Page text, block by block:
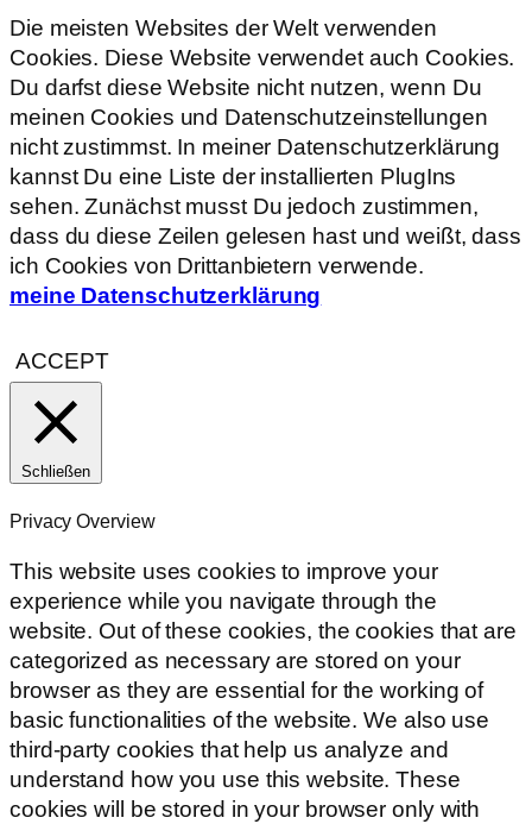
Die meisten Websites der Welt verwenden
Cookies. Diese Website verwendet auch Cookies.
Du darfst diese Website nicht nutzen, wenn Du
meinen Cookies und Datenschutzeinstellungen
nicht zustimmst. In meiner Datenschutzerklärung
kannst Du eine Liste der installierten PlugIns
sehen. Zunächst musst Du jedoch zustimmen,
dass du diese Zeilen gelesen hast und weißt, dass
ich Cookies von Drittanbietern verwende.
meine Datenschutzerklärung
ACCEPT
Schließen
Privacy Overview
This website uses cookies to improve your
experience while you navigate through the
website. Out of these cookies, the cookies that are
categorized as necessary are stored on your
browser as they are essential for the working of
basic functionalities of the website. We also use
third-party cookies that help us analyze and
understand how you use this website. These
cookies will be stored in your browser only with